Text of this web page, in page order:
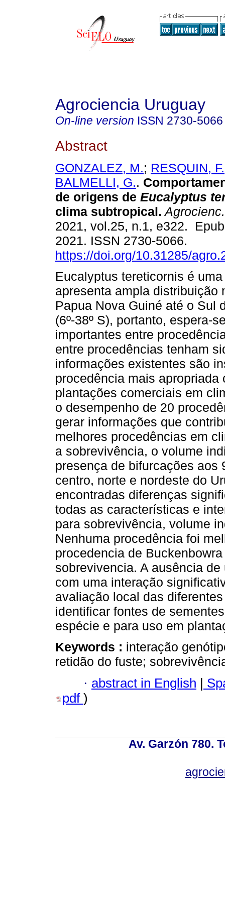
Agrociencia Uruguay
On-line version ISSN 2730-5066
Abstract
GONZALEZ, M.; RESQUIN, F.
BALMELLI, G..
de origens de Eucalyptus
clima subtropical.
2021, vol.25, n.1, e322.
2021. ISSN 2730-5066.
https://doi.org/10.31285/
Eucalyptus tereticornis é
apresenta ampla distribuição
Papua Nova Guiné até o Sul
(6º-38º S), portanto, espera-
importantes entre
entre procedências tenham
informações existentes são
procedência mais
plantações comerciais em
o desempenho de 20
gerar informações que
melhores procedências em
a sobrevivência, o volume
presença de bifurcações aos
centro, norte e nordeste do
encontradas diferenças
todas as características e
para sobrevivência, volume
Nenhuma procedência foi
procedencia de
sobrevivencia. A ausência
com uma interação
avaliação local das
identificar fontes de
espécie e para uso em
Keywords : interação
retidão do fuste;
· abstract in English |
pdf )
Av. Garzón 780.